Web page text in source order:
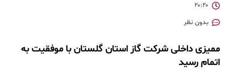
۲۰:۲۰
بدون نظر
ممیزی داخلی شرکت گاز استان گلستان با موفقیت به
اتمام رسید